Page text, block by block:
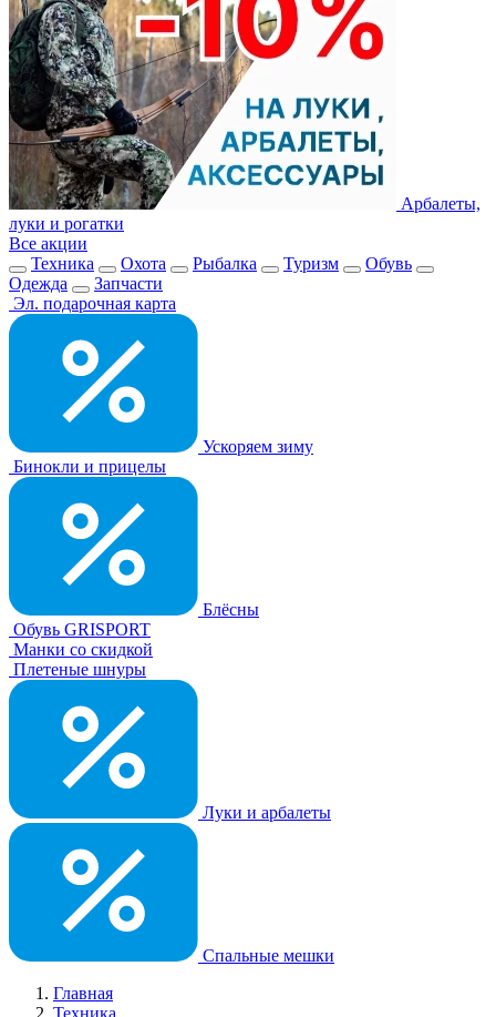
Арбалеты,
луки и рогатки
Все акции
Техника
Охота Рыбалка Туризм
Обувь
Одежда
Запчасти
Эл. подарочная карта
Ускоряем зиму
Бинокли и прицелы
Блёсны
Обувь GRISPORT
Манки со скидкой
Плетеные шнуры
Луки и арбалеты
Спальные мешки
Главная
Техника